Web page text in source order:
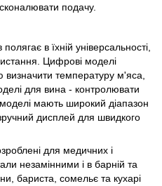
подачу.
в їхній універсальності,
Цифрові моделі
визначити температуру м'яса,
для вина - контролювати
мають широкий діапазон
дисплей для швидкого
для медичних і
незамінними і в барній та
бариста, сомельє та кухарі